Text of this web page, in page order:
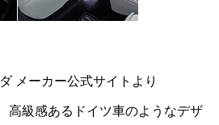
メーカー公式サイトより
高級感あるドイツ車のようなデザ